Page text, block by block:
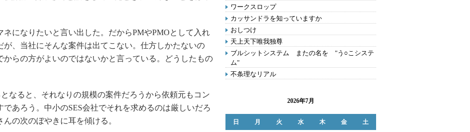
になりたいと言い出した。だからPMやPMOとして入れ
が、当社にそんな案件は出てこない。仕方しかたないの
からの方がよいのではないかと言っている。どうしたもの
なると、それなりの規模の案件だろうから依頼元もコン
あろう。中小のSES会社でそれを求めるのは厳しいだろ
の次のぼやきに耳を傾ける。
ワークスロップ
カッサンドラを知っていますか
おしつけ
天上天下唯我独尊
ブルシットシステム またの名を "う○こシステ
ム"
不条理なリアル
2026年7月
日 月 火 水 木 金 土